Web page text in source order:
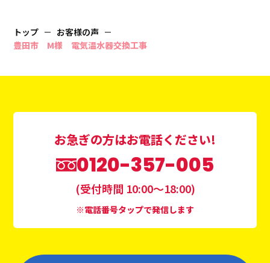
トップ
お客様の声
豊田市 M様 電気温水器交換工事
お急ぎの方はお電話ください!
0120-357-005
(受付時間 10:00〜18:00)
※電話番号タップで発信します